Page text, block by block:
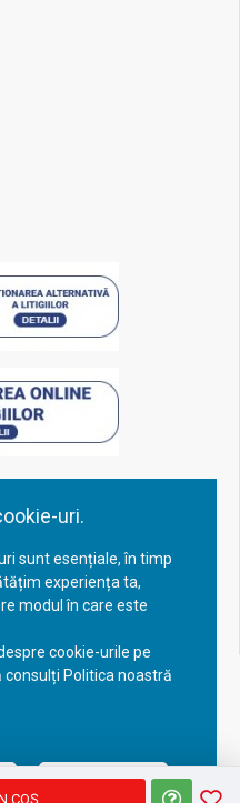
uri.
sunt esențiale, în timp
experiența ta,
modul în care este
cookie-urile pe
Politica noastră
Configurează
COŞ